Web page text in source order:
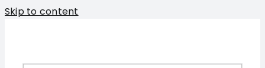
Skip to content